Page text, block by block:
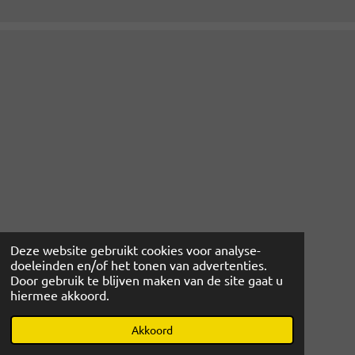
Deze website gebruikt cookies voor analyse-
doeleinden en/of het tonen van advertenties.
Door gebruik te blijven maken van de site gaat u
hiermee akkoord.
Akkoord